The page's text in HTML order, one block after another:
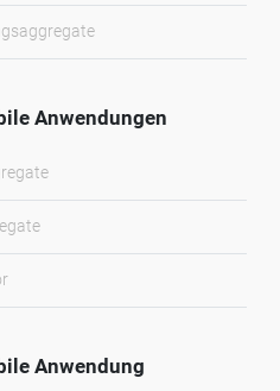
Anwendungen
Anwendung